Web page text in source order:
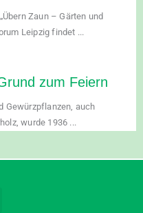
Zaun – Gärten und
Leipzig findet ...
zum Feiern
Gewürzpflanzen, auch
wurde 1936 ...